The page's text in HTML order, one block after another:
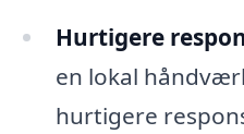
Hurtigere
en lokal
hurtigere